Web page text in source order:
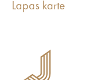
Lapas karte